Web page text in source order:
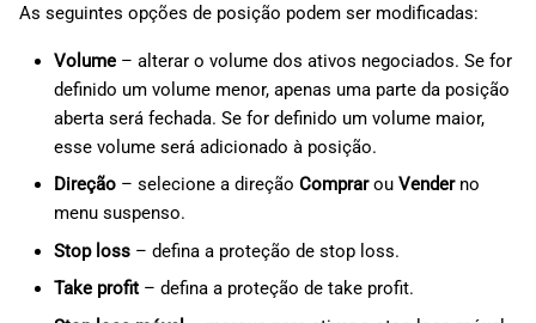
As seguintes opções de posição podem ser modificadas:
Volume– alterar o volume dos ativos negociados. Se for
definido um volume menor, apenas uma parte da posição
aberta será fechada. Se for definido um volume maior,
esse volume será adicionado à posição.
Direção– selecione a direção Comprarou Venderno
menu suspenso.
Stop loss– defina a proteção de stop loss.
Take profit– defina a proteção de take profit.